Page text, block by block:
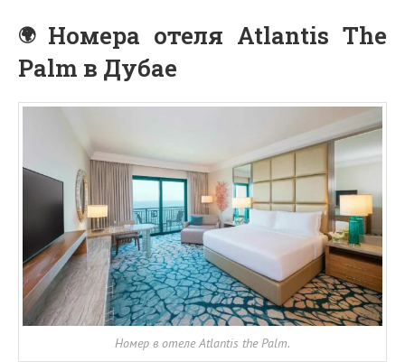
Номера отеля Atlantis The
Palm в Дубае
Номер в отеле Atlantis the Palm.